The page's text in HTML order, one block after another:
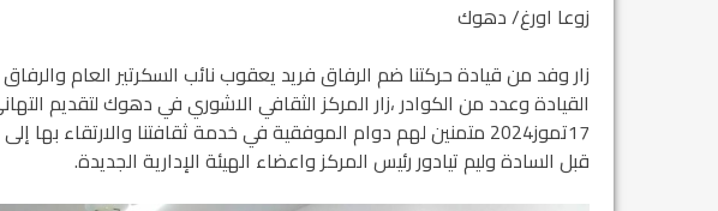
زوعا اورغ/ دهوك
زار وفد من قيادة حركتنا ضم الرفاق فريد يعقوب نائب السكرتير العام
القيادة وعدد من الكوادر ،زار المركز الثقافي الاشوري في دهوك لتقديم
17تموز2024 متمنين لهم دوام الموفقية في خدمة ثقافتنا والارتقاء
قبل السادة وليم تيادور رئيس المركز واعضاء الهيئة الإدارية الجديدة.